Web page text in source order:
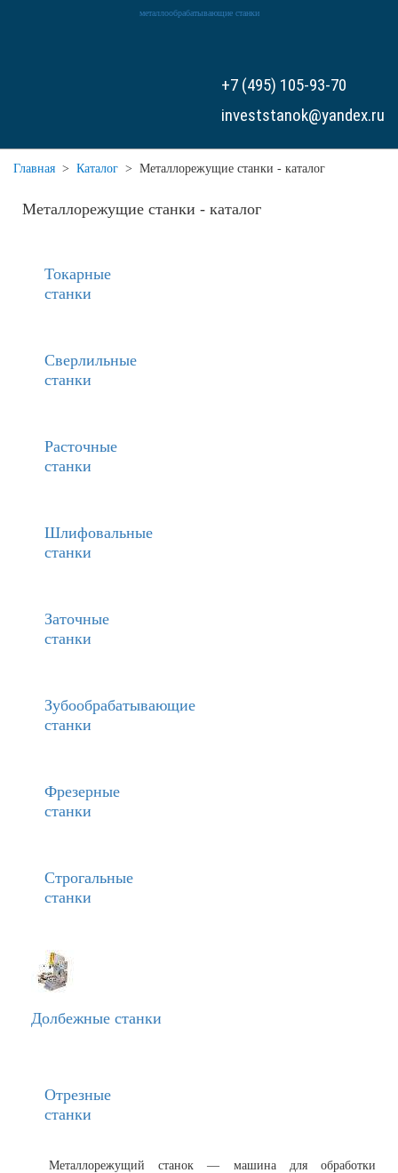
металлообрабатывающие станки
+7 (495) 105-93-70
investstanok@yandex.ru
Главная > Каталог > Металлорежущие станки - каталог
Металлорежущие станки - каталог
Токарные
станки
Сверлильные
станки
Расточные
станки
Шлифовальные
станки
Заточные
станки
Зубообрабатывающие
станки
Фрезерные
станки
Строгальные
станки
Долбежные станки
Отрезные
станки
Металлорежущий станок — машина для обработки